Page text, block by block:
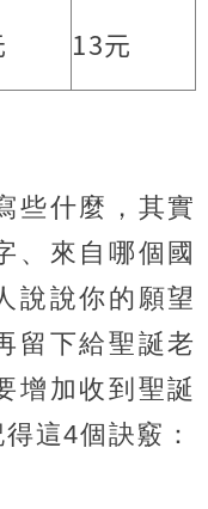
13元
些什麼，其實
、來自哪個國
說說你的願望
留下給聖誕老
增加收到聖誕
這4個訣竅：